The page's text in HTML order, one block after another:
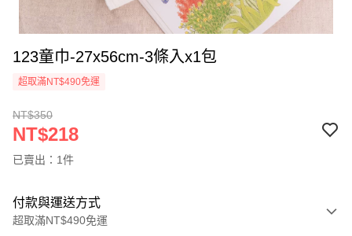
123童巾-27x56cm-3條入x1包
超取滿NT$490免運
NT$350
NT$218
已賣出：1件
付款與運送方式
超取滿NT$490免運